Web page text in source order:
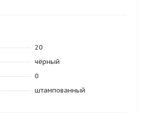
20
чёрный
0
штампованный